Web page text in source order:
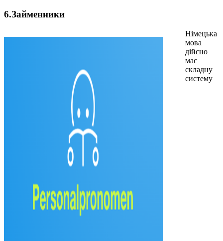
6.Займенники
Німецька
мова
дійсно
має
складну
систему